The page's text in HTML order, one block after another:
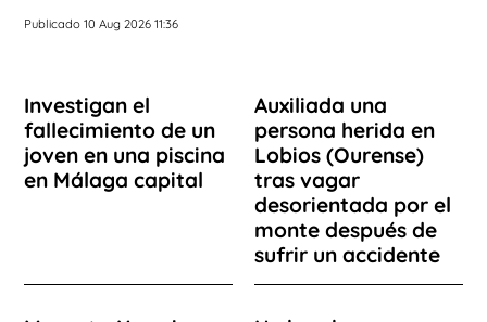
Publicado 10 Aug 2026 11:36
Investigan el
fallecimiento de un
joven en una piscina
en Málaga capital
Auxiliada una
persona herida en
Lobios (Ourense)
tras vagar
desorientada por el
monte después de
sufrir un accidente